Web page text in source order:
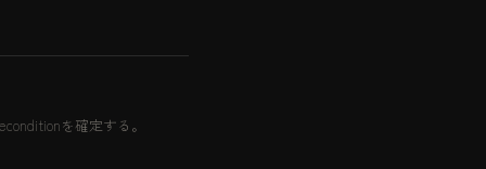
を確定する。